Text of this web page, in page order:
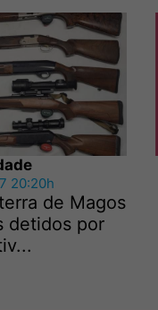
20:20h
de Magos
detidos por